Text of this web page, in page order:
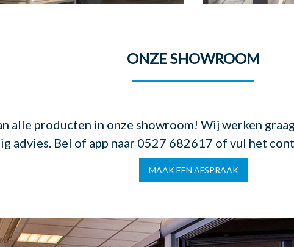
ONZE SHOWROOM
alle producten in onze showroom! Wij werken
advies. Bel of app naar 0527 682617 of vul het
MAAK EEN AFSPRAAK